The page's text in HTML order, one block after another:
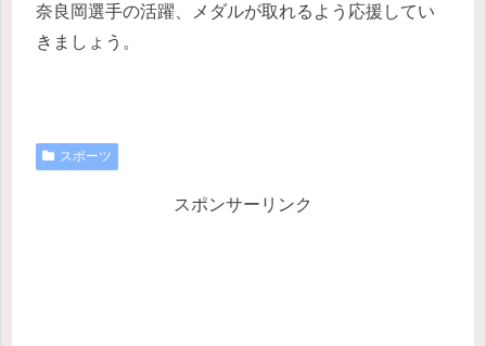
奈良岡選手の活躍、メダルが取れるよう応援してい
きましょう。
スポーツ
スポンサーリンク